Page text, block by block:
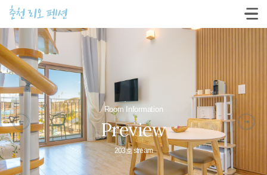
춘천 리오 펜션
Room Information
Preview
203호 stream